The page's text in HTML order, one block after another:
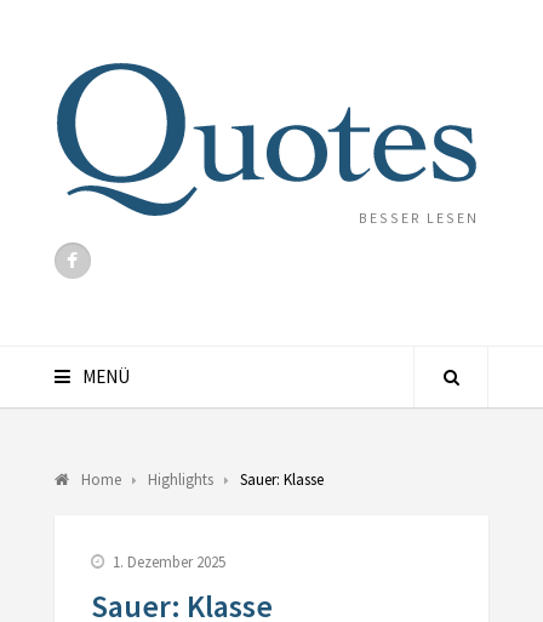
BESSER LESEN
MENÜ
Home Highlights Sauer: Klasse
1. Dezember 2025
Sauer: Klasse